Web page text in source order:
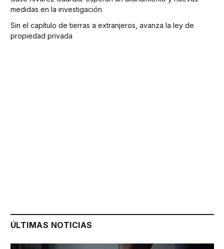
medidas en la investigación
Sin el capítulo de tierras a extranjeros, avanza la ley de
propiedad privada
ÚLTIMAS NOTICIAS